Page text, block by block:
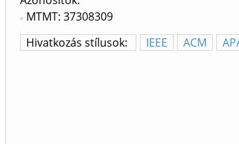
MTMT: 37308309
Hivatkozás stílusok:
IEEE ACM